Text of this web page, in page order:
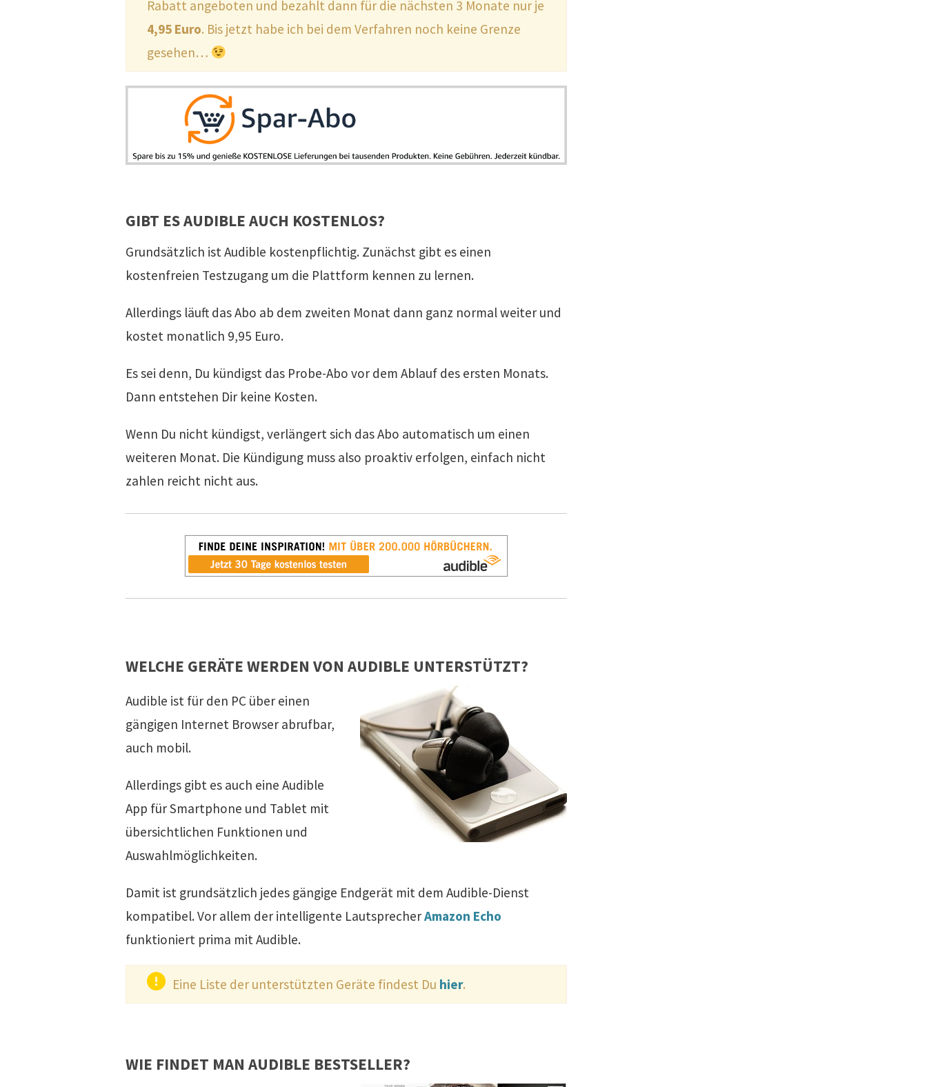
Rabatt angeboten und bezahlt dann für die nächsten 3 Monate nur je
4,95 Euro. Bis jetzt habe ich bei dem Verfahren noch keine Grenze
gesehen…
GIBT ES AUDIBLE AUCH KOSTENLOS?
Grundsätzlich ist Audible kostenpflichtig. Zunächst gibt es einen
kostenfreien Testzugang um die Plattform kennen zu lernen.
Allerdings läuft das Abo ab dem zweiten Monat dann ganz normal weiter und
kostet monatlich 9,95 Euro.
Es sei denn, Du kündigst das Probe-Abo vor dem Ablauf des ersten Monats.
Dann entstehen Dir keine Kosten.
Wenn Du nicht kündigst, verlängert sich das Abo automatisch um einen
weiteren Monat. Die Kündigung muss also proaktiv erfolgen, einfach nicht
zahlen reicht nicht aus.
WELCHE GERÄTE WERDEN VON AUDIBLE UNTERSTÜTZT?
Audible ist für den PC über einen
gängigen Internet Browser abrufbar,
auch mobil.
Allerdings gibt es auch eine Audible
App für Smartphone und Tablet mit
übersichtlichen Funktionen und
Auswahlmöglichkeiten.
Damit ist grundsätzlich jedes gängige Endgerät mit dem Audible-Dienst
kompatibel. Vor allem der intelligente LautsprecherAmazon Echo
funktioniert prima mit Audible.
Eine Liste der unterstützten Geräte findest Du hier.
WIE FINDET MAN AUDIBLE BESTSELLER?